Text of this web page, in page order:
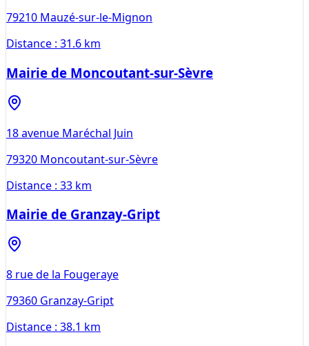
79210 Mauzé-sur-le-Mignon
Distance : 31.6 km
Mairie de Moncoutant-sur-Sèvre
18 avenue Maréchal Juin
79320 Moncoutant-sur-Sèvre
Distance : 33 km
Mairie de Granzay-Gript
8 rue de la Fougeraye
79360 Granzay-Gript
Distance : 38.1 km